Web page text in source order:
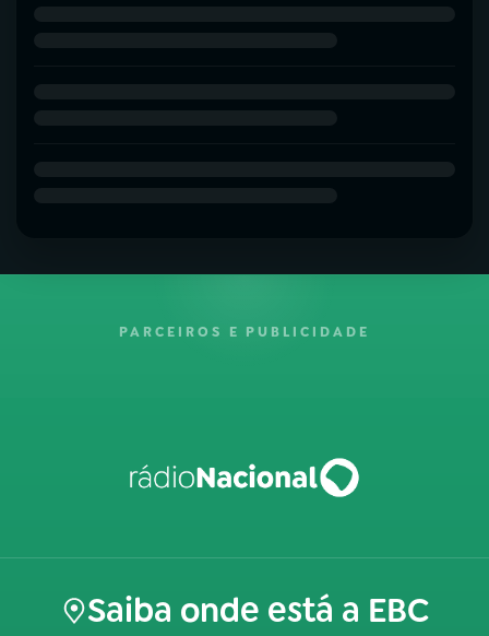
PARCEIROS E PUBLICIDADE
Saiba onde está a EBC